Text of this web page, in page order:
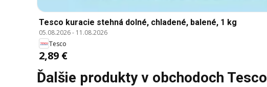
Tesco kuracie stehná dolné, chladené, balené, 1 kg
05.08.2026- 11.08.2026
Tesco
2,89 €
Ďalšie produkty v obchodoch Tesco